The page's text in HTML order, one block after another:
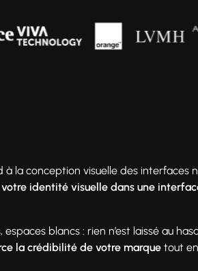
à la conception visuelle des interfaces
identité visuelle dans une
blancs : rien n’est laissé au
la crédibilité de votre marque tout